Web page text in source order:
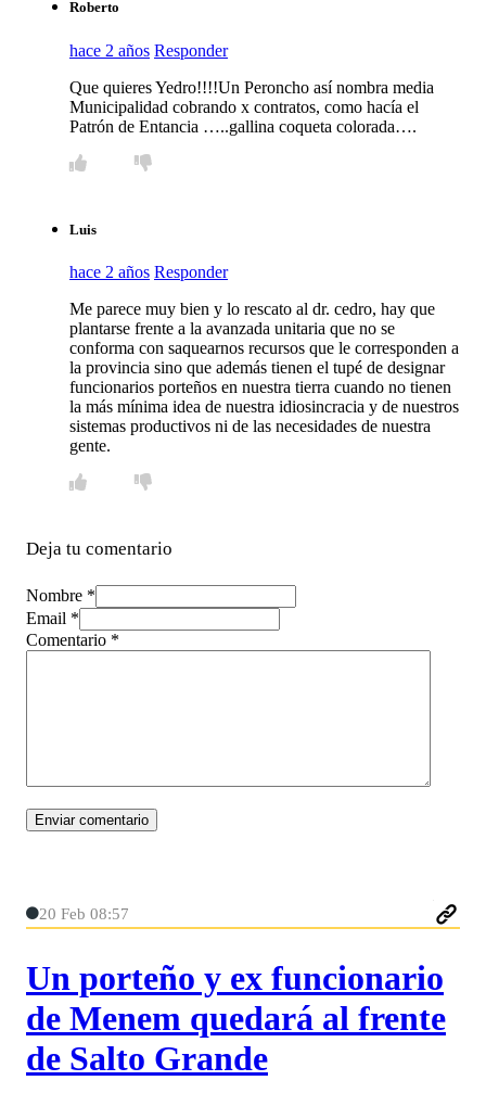
Roberto
hace 2 años Responder
Que quieres Yedro!!!!Un Peroncho así nombra media
Municipalidad cobrando x contratos, como hacía el
Patrón de Entancia …..gallina coqueta colorada….
Luis
hace 2 años Responder
Me parece muy bien y lo rescato al dr. cedro, hay que
plantarse frente a la avanzada unitaria que no se
conforma con saquearnos recursos que le corresponden a
la provincia sino que además tienen el tupé de designar
funcionarios porteños en nuestra tierra cuando no tienen
la más mínima idea de nuestra idiosincracia y de nuestros
sistemas productivos ni de las necesidades de nuestra
gente.
Deja tu comentario
Nombre *
Email *
Comentario *
20 Feb 08:57
Un porteño y ex funcionario
de Menem quedará al frente
de Salto Grande